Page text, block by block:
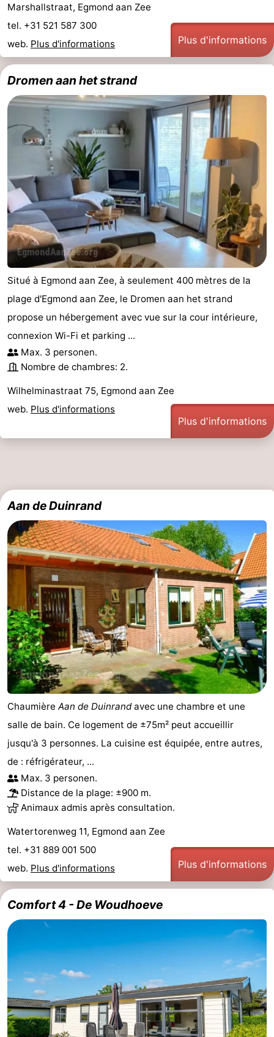
Marshallstraat, Egmond aan Zee
tel. +31 521 587 300
web. Plus d'informations Plus d'informations
Dromen aan het strand
Situé à Egmond aan Zee, à seulement 400 mètres de la
plage d'Egmond aan Zee, le Dromen aan het strand
propose un hébergement avec vue sur la cour intérieure,
connexion Wi-Fi et parking ...
Max. 3 personen.
Nombre de chambres: 2.
Wilhelminastraat 75, Egmond aan Zee
web. Plus d'informations
Plus d'informations
Aan de Duinrand
Chaumière Aan de Duinrandavec une chambre et une
salle de bain. Ce logement de ±75m² peut accueillir
jusqu'à 3 personnes. La cuisine est équipée, entre autres,
de : réfrigérateur, ...
Max. 3 personen.
Distance de la plage: ±900 m.
Animaux admis après consultation.
Watertorenweg 11, Egmond aan Zee
tel. +31 889 001 500
web. Plus d'informations Plus d'informations
Comfort 4 - De Woudhoeve